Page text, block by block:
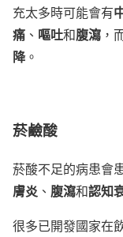
充太多時可能會有
痛 、 嘔吐和腹瀉 ，
降。
菸鹼酸
菸酸不足的病患會
膚炎 、 腹瀉和認知
很多已開發國家在